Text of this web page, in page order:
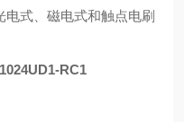
式、磁电式和触点电刷
RC1